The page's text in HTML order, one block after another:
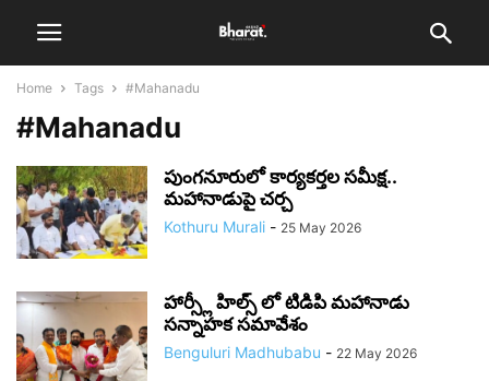
Home Tags #Mahanadu
#Mahanadu
పుంగనూరులో కార్యకర్తల సమీక్ష..
మహానాడుపై చర్చ
Kothuru Murali - 25 May 2026
హార్స్లీ హిల్స్ లో టిడిపి మహానాడు
సన్నాహక సమావేశం
Benguluri Madhubabu - 22 May 2026